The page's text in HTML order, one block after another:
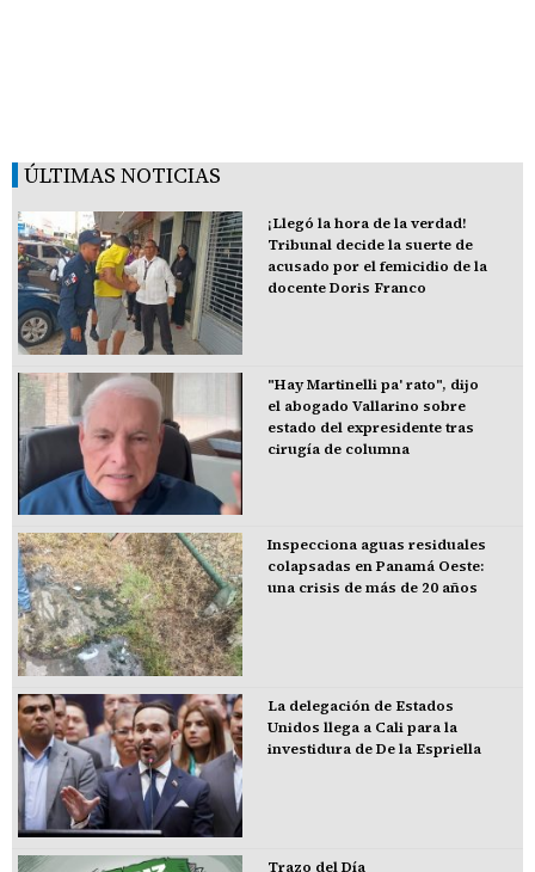
ÚLTIMAS NOTICIAS
¡Llegó la hora de la verdad!
Tribunal decide la suerte de
acusado por el femicidio de la
docente Doris Franco
"Hay Martinelli pa' rato", dijo
el abogado Vallarino sobre
estado del expresidente tras
cirugía de columna
Inspecciona aguas residuales
colapsadas en Panamá Oeste:
una crisis de más de 20 años
La delegación de Estados
Unidos llega a Cali para la
investidura de De la Espriella
Trazo del Día